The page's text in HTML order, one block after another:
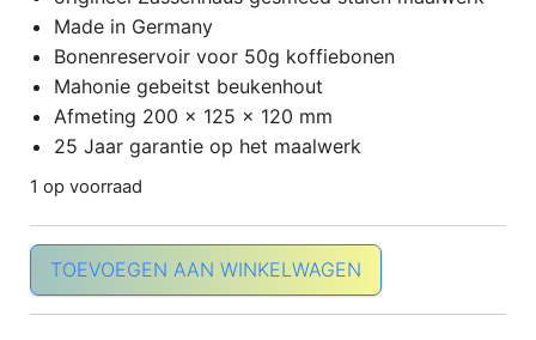
Made in Germany
Bonenreservoir voor 50g koffiebonen
Mahonie gebeitst beukenhout
Afmeting 200 x 125 x 120 mm
25 Jaar garantie op het maalwerk
1 op voorraad
Koffiemolen Brasilia mahonie gebeitst aantal
TOEVOEGEN AAN WINKELWAGEN